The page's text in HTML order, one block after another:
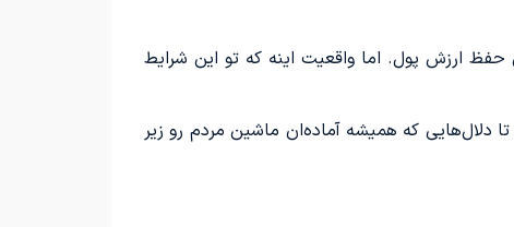
حفظ ارزش پول. اما واقعیت اینه که تو این شرایط
دلال‌هایی که همیشه آماده‌ان ماشین مردم رو زیر